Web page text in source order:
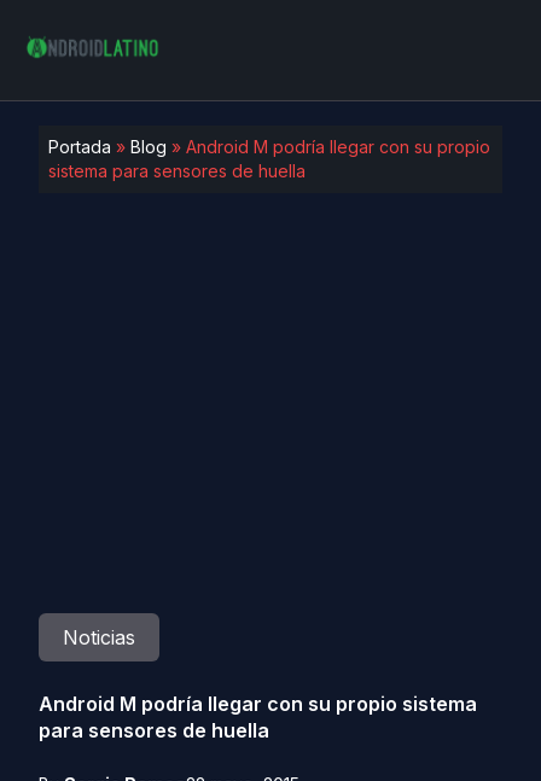
Portada » Blog » Android M podría llegar con su propio
sistema para sensores de huella
Noticias
Android M podría llegar con su propio sistema
para sensores de huella